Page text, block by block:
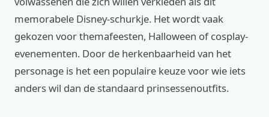
memorabele Disney-schurkje. Het wordt vaak
gekozen voor themafeesten, Halloween of cosplay-
evenementen. Door de herkenbaarheid van het
personage is het een populaire keuze voor wie iets
anders wil dan de standaard prinsessenoutfits.